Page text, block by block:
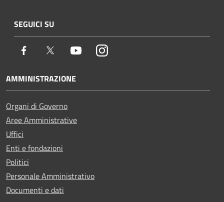
SEGUICI SU
Facebook Twitter YoutubeInstagram
AMMINISTRAZIONE
Organi di Governo
Aree Amministrative
Uffici
Enti e fondazioni
Politici
Personale Amministrativo
Documenti e dati